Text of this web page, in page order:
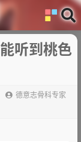
听到桃色
德意志骨科专家